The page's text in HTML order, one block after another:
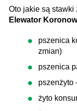
Oto jakie są stawki
Elewator
pszenica
zmian)
pszenica
pszenżyto
żyto